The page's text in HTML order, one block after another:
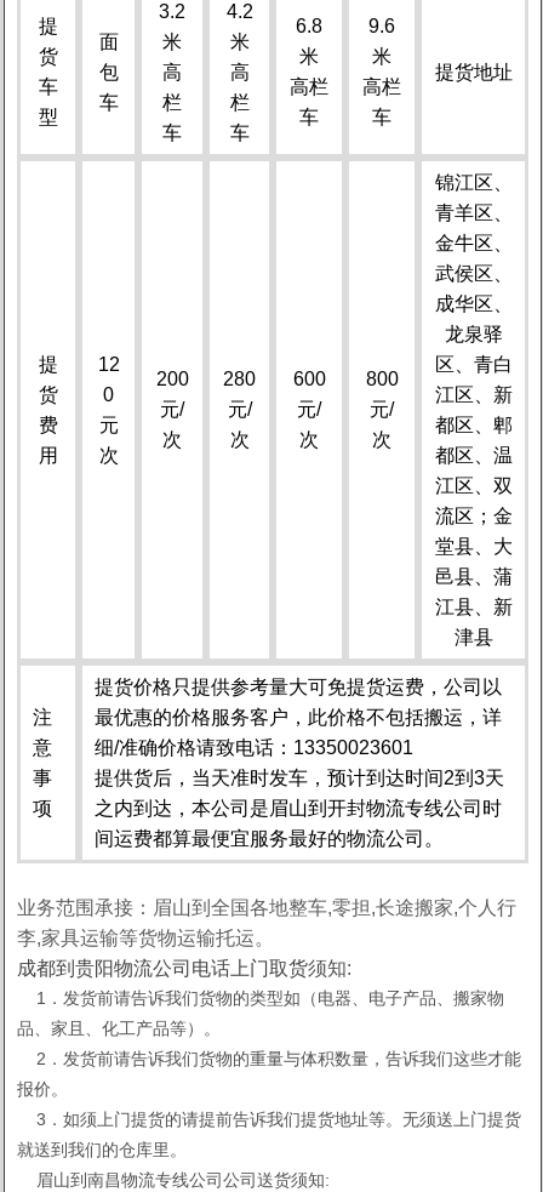
提
货
车
型
面
包
车
3.2
米
高
栏
车
4.2
米
高
栏
车
6.8
米
高栏
车
9.6
米
高栏
车
提货地址
提
货
费
用
12
0
元
次
200
元/
次
280
元/
次
600
元/
次
800
元/
次
锦江区、
青羊区、
金牛区、
武侯区、
成华区、
龙泉驿
区、青白
江区、新
都区、郫
都区、温
江区、双
流区；金
堂县、大
邑县、蒲
江县、新
津县
注
意
事
项
提货价格只提供参考量大可免提货运费，公司以
最优惠的价格服务客户，此价格不包括搬运，详
细/准确价格请致电话：13350023601
提供货后，当天准时发车，预计到达时间2到3天
之内到达，本公司是眉山到开封物流专线公司时
间运费都算最便宜服务最好的物流公司。
业务范围承接：眉山到全国各地整车,零担,长途搬家,个人行
李,家具运输等货物运输托运。
成都到贵阳物流公司电话上门取货须知:
1．发货前请告诉我们货物的类型如（电器、电子产品、搬家物
品、家且、化工产品等）。
2．发货前请告诉我们货物的重量与体积数量，告诉我们这些才能
报价。
3．如须上门提货的请提前告诉我们提货地址等。无须送上门提货
就送到我们的仓库里。
眉山到南昌物流专线公司公司送货须知: